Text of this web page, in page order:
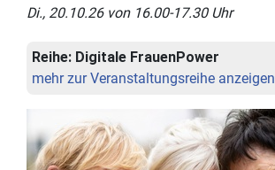
Di., 20.10.26 von 16.00-17.30 Uhr
Reihe: Digitale FrauenPower
mehr zur Veranstaltungsreihe anzeigen